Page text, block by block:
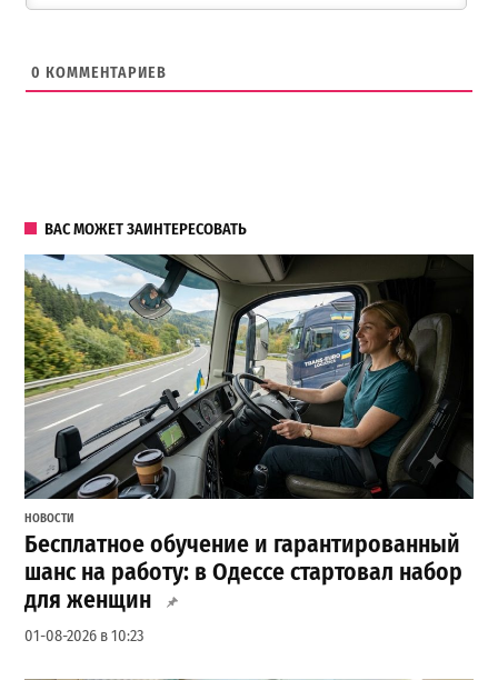
0 КОММЕНТАРИЕВ
ВАС МОЖЕТ ЗАИНТЕРЕСОВАТЬ
НОВОСТИ
Бесплатное обучение и гарантированный
шанс на работу: в Одессе стартовал набор
для женщин
01-08-2026 в 10:23